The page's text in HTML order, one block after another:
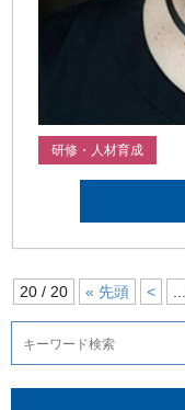
研修・人材育成
20 / 20 « 先頭 <